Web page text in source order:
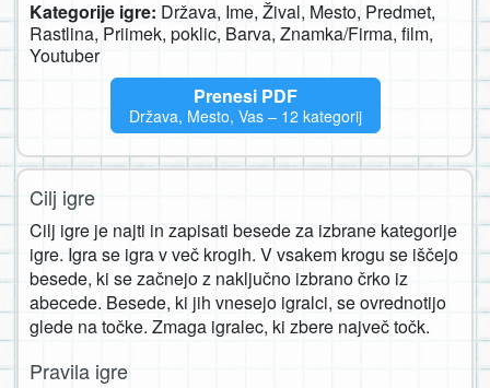
Kategorije igre: Država, Ime, Žival, Mesto, Predmet,
Rastlina, Priimek, poklic, Barva, Znamka/Firma, film,
Youtuber
Prenesi PDF
Država, Mesto, Vas – 12 kategorij
Cilj igre
Cilj igre je najti in zapisati besede za izbrane kategorije
igre. Igra se igra v več krogih. V vsakem krogu se iščejo
besede, ki se začnejo z naključno izbrano črko iz
abecede. Besede, ki jih vnesejo igralci, se ovrednotijo
glede na točke. Zmaga igralec, ki zbere največ točk.
Pravila igre